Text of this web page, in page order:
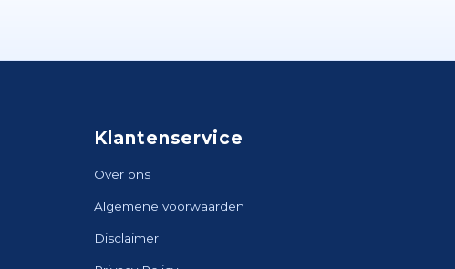
Klantenservice
Over ons
Algemene voorwaarden
Disclaimer